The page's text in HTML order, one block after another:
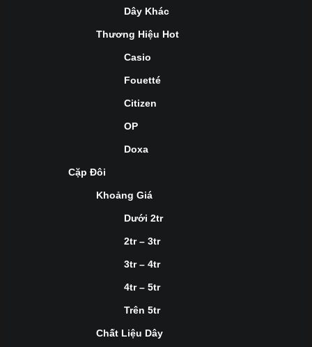
Dây Khác
Thương Hiệu Hot
Casio
Fouetté
Citizen
OP
Doxa
Cặp Đôi
Khoảng Giá
Dưới 2tr
2tr – 3tr
3tr – 4tr
4tr – 5tr
Trên 5tr
Chất Liệu Dây